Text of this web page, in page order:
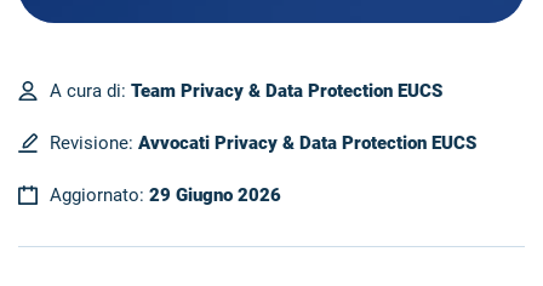
A cura di: Team Privacy & Data Protection EUCS
Revisione: Avvocati Privacy & Data Protection EUCS
Aggiornato: 29 Giugno 2026